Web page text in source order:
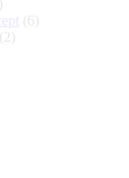
(6)
(2)